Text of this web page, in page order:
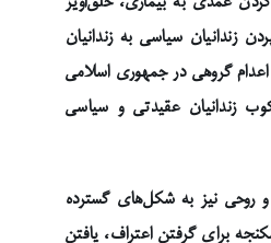
زندانیان سیاسی به زندانیان
گروهی در جمهوری اسلامی
زندانیان عقیدتی و سیاسی
روحی نیز به شکل‌های گسترده
برای گرفتن اعتراف، یافتن